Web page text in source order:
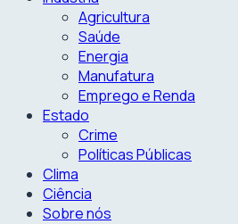
Agricultura
Saúde
Energia
Manufatura
Emprego e Renda
Estado
Crime
Políticas Públicas
Clima
Ciência
Sobre nós